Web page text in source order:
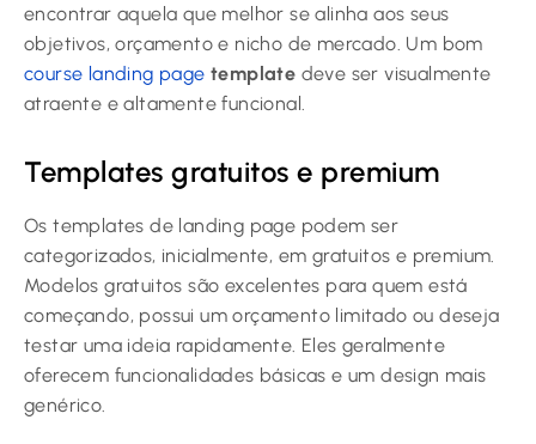
encontrar aquela que melhor se alinha aos seus
objetivos, orçamento e nicho de mercado. Um bom
course landing page template deve ser visualmente
atraente e altamente funcional.
Templates gratuitos e premium
Os templates de landing page podem ser
categorizados, inicialmente, em gratuitos e premium.
Modelos gratuitos são excelentes para quem está
começando, possui um orçamento limitado ou deseja
testar uma ideia rapidamente. Eles geralmente
oferecem funcionalidades básicas e um design mais
genérico.